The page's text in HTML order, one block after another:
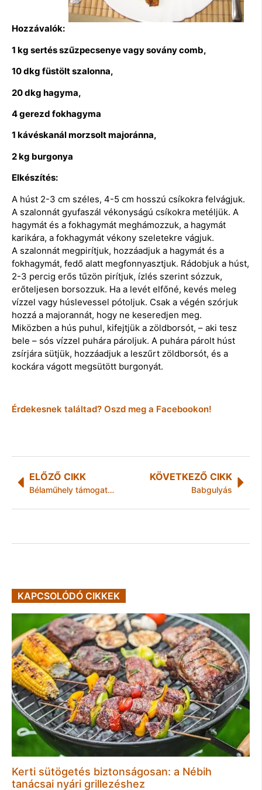
Hozzávalók:
1 kg sertés szűzpecsenye vagy sovány comb,
10 dkg füstölt szalonna,
20 dkg hagyma,
4 gerezd fokhagyma
1 kávéskanál morzsolt majoránna,
2 kg burgonya
Elkészítés:
A húst 2-3 cm széles, 4-5 cm hosszú csíkokra felvágjuk.
A szalonnát gyufaszál vékonyságú csíkokra metéljük. A
hagymát és a fokhagymát meghámozzuk, a hagymát
karikára, a fokhagymát vékony szeletekre vágjuk.
A szalonnát megpirítjuk, hozzáadjuk a hagymát és a
fokhagymát, fedő alatt megfonnyasztjuk. Rádobjuk a húst,
2-3 percig erős tűzön pirítjuk, ízlés szerint sózzuk,
erőteljesen borsozzuk. Ha a levét elfőné, kevés meleg
vízzel vagy húslevessel pótoljuk. Csak a végén szórjuk
hozzá a majorannát, hogy ne keseredjen meg.
Miközben a hús puhul, kifejtjük a zöldborsót, – aki tesz
bele – sós vízzel puhára pároljuk. A puhára párolt húst
zsírjára sütjük, hozzáadjuk a leszűrt zöldborsót, és a
kockára vágott megsütött burgonyát.
Érdekesnek találtad? Oszd meg a Facebookon!
ELŐZŐ CIKK
Bélaműhely támogatói koncert– Október 30., Három Holló – Segíts, hogy a biciklidob és a teknóteknő tovább szóljon!
KÖVETKEZŐ CIKK
Babgulyás
KAPCSOLÓDÓ CIKKEK
Kerti sütögetés biztonságosan: a Nébih
tanácsai nyári grillezéshez